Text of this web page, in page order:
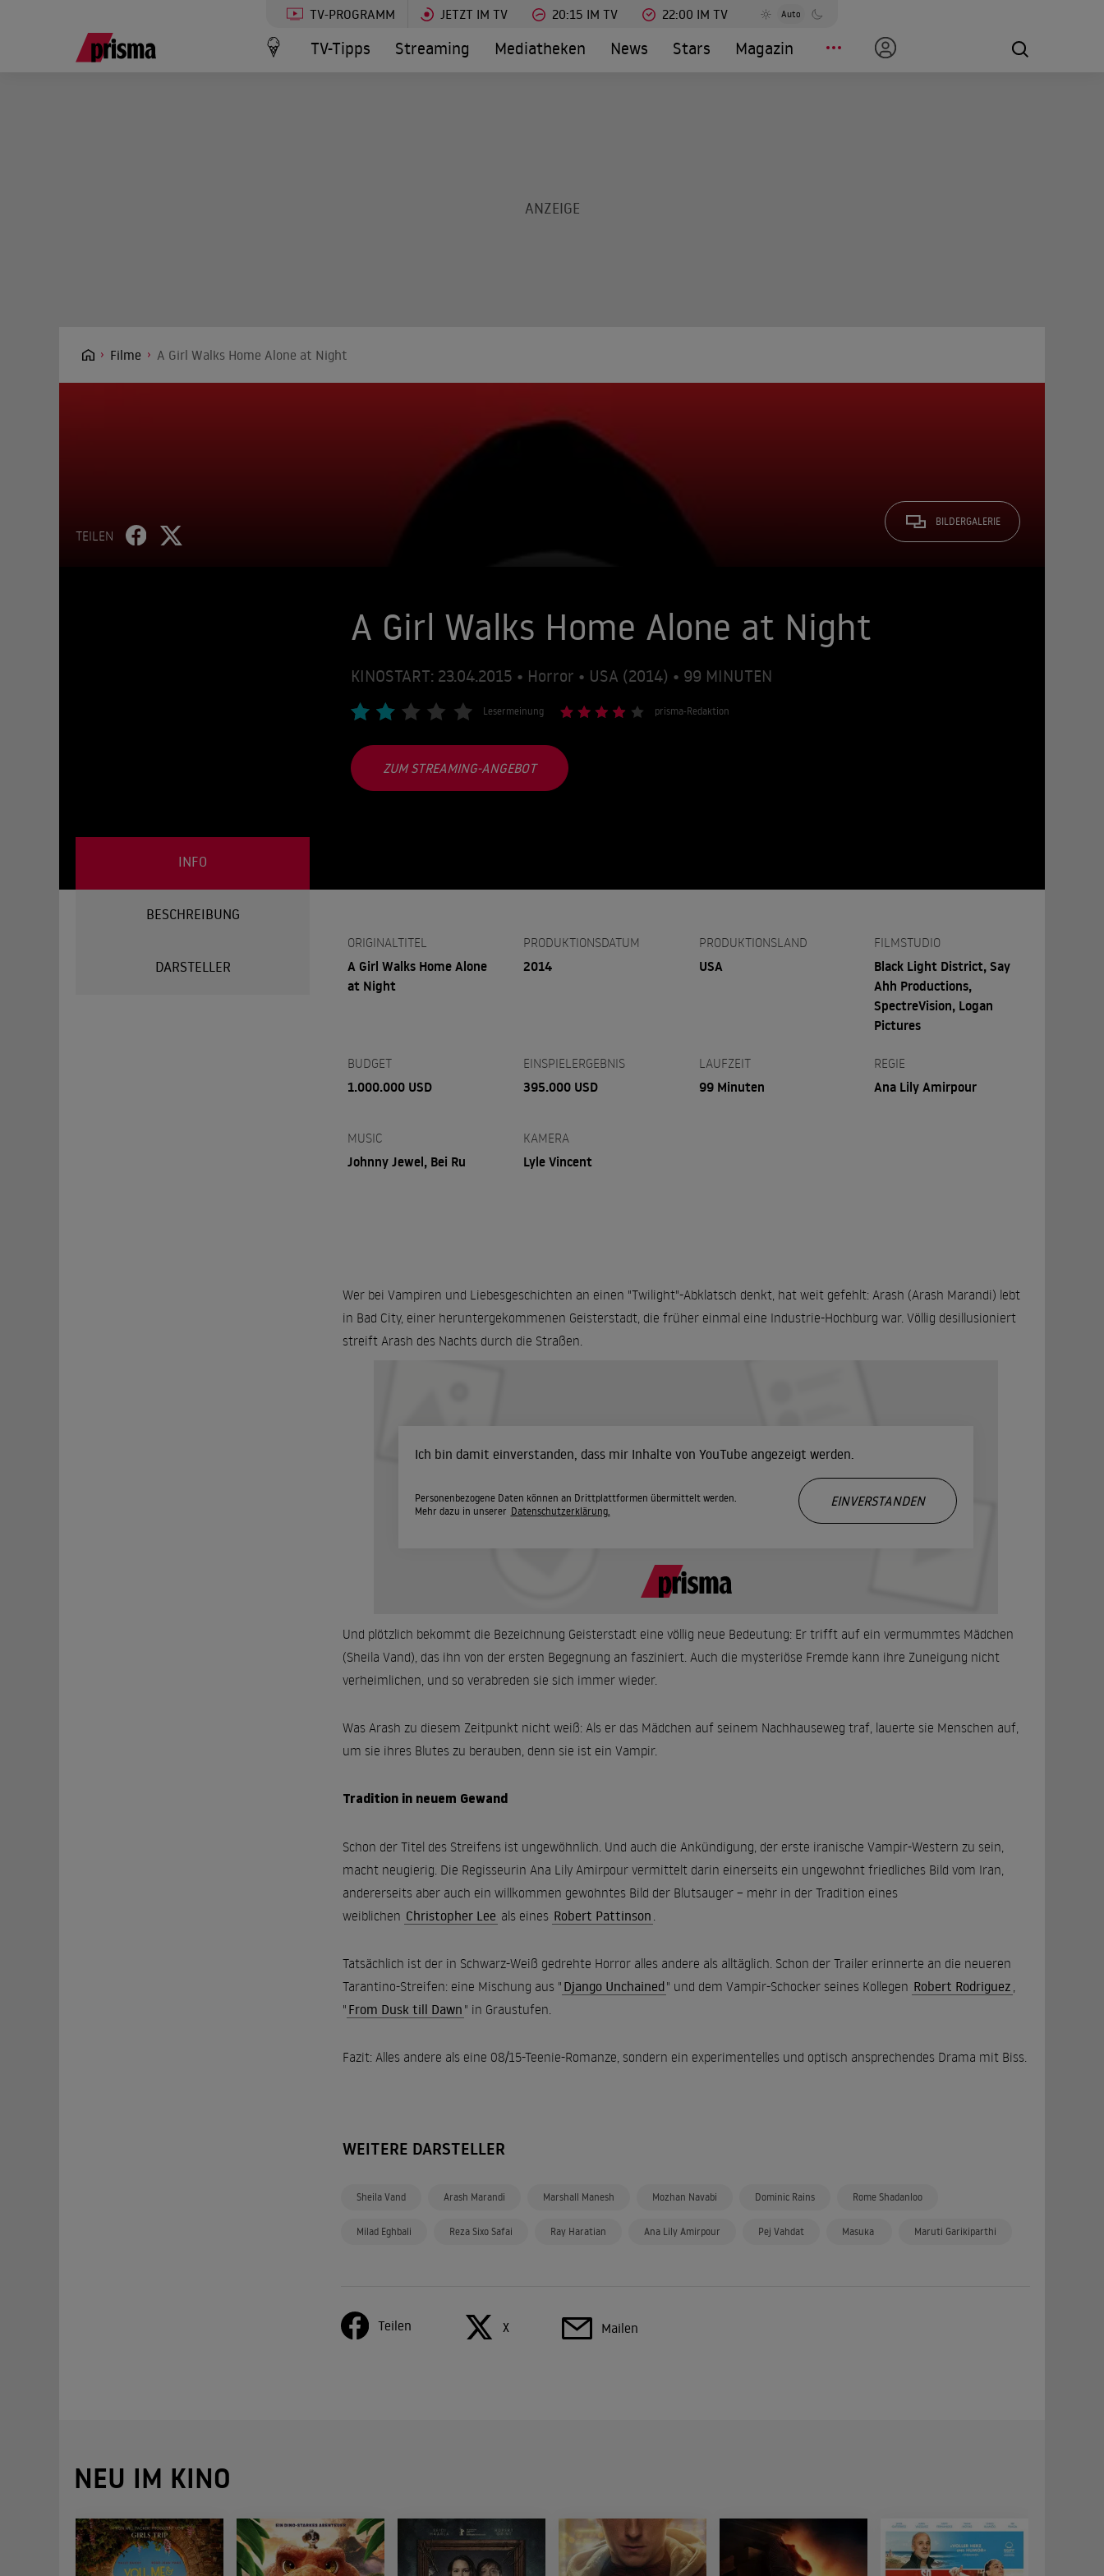
TV-PROGRAMM JETZT IM TV 20:15 IM TV 22:00 IM TV Auto
TV-Tipps Streaming Mediatheken News Stars Magazin
Filme A Girl Walks Home Alone at Night
BILDERGALERIE
TEILEN
A Girl Walks Home Alone at Night
KINOSTART: 23.04.2015 • Horror • USA (2014) • 99 MINUTEN
Lesermeinung prisma-Redaktion
ZUM STREAMING-ANGEBOT
INFO
BESCHREIBUNG
DARSTELLER
ORIGINALTITEL
A Girl Walks Home Alone
at Night
PRODUKTIONSDATUM
2014
PRODUKTIONSLAND
USA
FILMSTUDIO
Black Light District, Say
Ahh Productions,
SpectreVision, Logan
Pictures
BUDGET
1.000.000 USD
EINSPIELERGEBNIS
395.000 USD
LAUFZEIT
99 Minuten
REGIE
Ana Lily Amirpour
MUSIC
Johnny Jewel, Bei Ru
KAMERA
Lyle Vincent
Wer bei Vampiren und Liebesgeschichten an einen "Twilight"-Abklatsch denkt, hat weit gefehlt: Arash (Arash Marandi) lebt
in Bad City, einer heruntergekommenen Geisterstadt, die früher einmal eine Industrie-Hochburg war. Völlig desillusioniert
streift Arash des Nachts durch die Straßen.
Ich bin damit einverstanden, dass mir Inhalte von YouTube angezeigt werden.
Personenbezogene Daten können an Drittplattformen übermittelt werden.
Mehr dazu in unserer Datenschutzerklärung.
EINVERSTANDEN
Und plötzlich bekommt die Bezeichnung Geisterstadt eine völlig neue Bedeutung: Er trifft auf ein vermummtes Mädchen
(Sheila Vand), das ihn von der ersten Begegnung an fasziniert. Auch die mysteriöse Fremde kann ihre Zuneigung nicht
verheimlichen, und so verabreden sie sich immer wieder.
Was Arash zu diesem Zeitpunkt nicht weiß: Als er das Mädchen auf seinem Nachhauseweg traf, lauerte sie Menschen auf,
um sie ihres Blutes zu berauben, denn sie ist ein Vampir.
Tradition in neuem Gewand
Schon der Titel des Streifens ist ungewöhnlich. Und auch die Ankündigung, der erste iranische Vampir-Western zu sein,
macht neugierig. Die Regisseurin Ana Lily Amirpour vermittelt darin einerseits ein ungewohnt friedliches Bild vom Iran,
andererseits aber auch ein willkommen gewohntes Bild der Blutsauger – mehr in der Tradition eines
weiblichen Christopher Lee als eines Robert Pattinson .
Tatsächlich ist der in Schwarz-Weiß gedrehte Horror alles andere als alltäglich. Schon der Trailer erinnerte an die neueren
Tarantino-Streifen: eine Mischung aus " Django Unchained" und dem Vampir-Schocker seines Kollegen Robert Rodriguez ,
" From Dusk till Dawn " in Graustufen.
Fazit: Alles andere als eine 08/15-Teenie-Romanze, sondern ein experimentelles und optisch ansprechendes Drama mit Biss.
WEITERE DARSTELLER
Sheila Vand Arash Marandi Marshall Manesh Mozhan Navabi Dominic Rains Rome Shadanloo
Milad Eghbali Reza Sixo Safai Ray Haratian Ana Lily Amirpour Pej Vahdat Masuka Maruti Garikiparthi
Teilen X Mailen
NEU IM KINO